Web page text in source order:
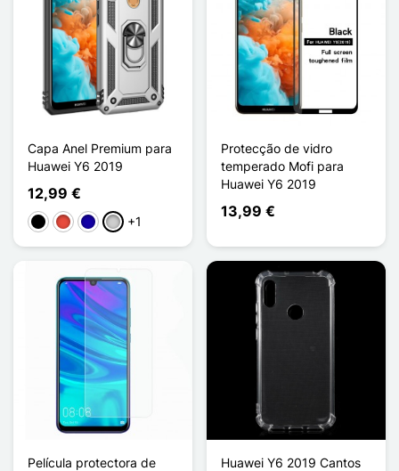
Capa Anel Premium para
Huawei Y6 2019
12,99 €
PretoVermelhoAzul Escuro
Prata
+1
Protecção de vidro
temperado Mofi para
Huawei Y6 2019
13,99 €
Película protectora de
Huawei Y6 2019 Cantos